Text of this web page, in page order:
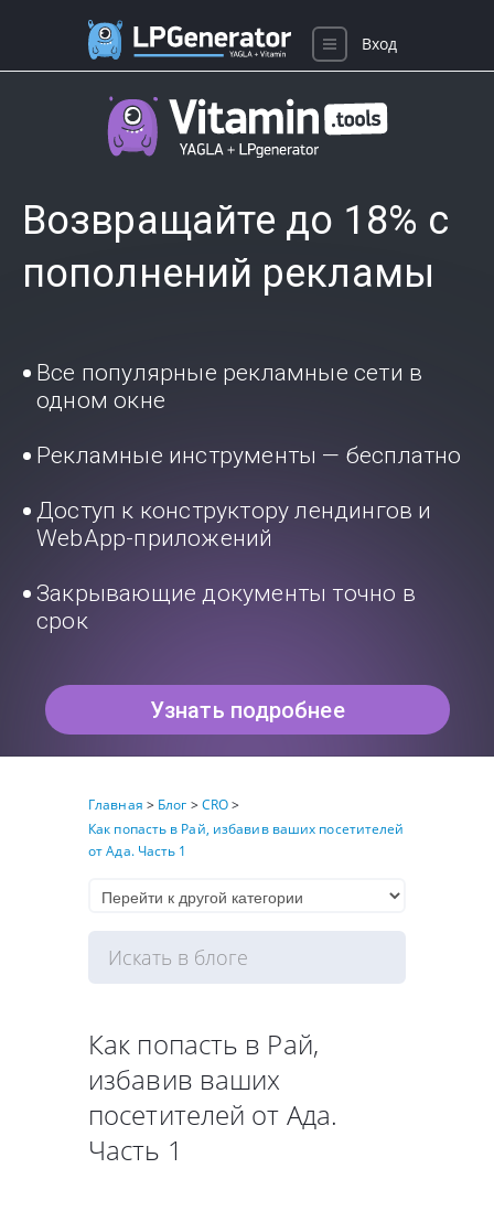
Возвращайте до 18% с
пополнений рекламы
Все популярные рекламные сети в
одном окне
Рекламные инструменты — бесплатно
Доступ к конструктору лендингов и
WebApp-приложений
Закрывающие документы точно в
срок
Узнать подробнее
Главная > Блог >CRO>
Как попасть в Рай, избавив ваших посетителей
от Ада. Часть 1
Как попасть в Рай,
избавив ваших
посетителей от Ада.
Часть 1
Вход